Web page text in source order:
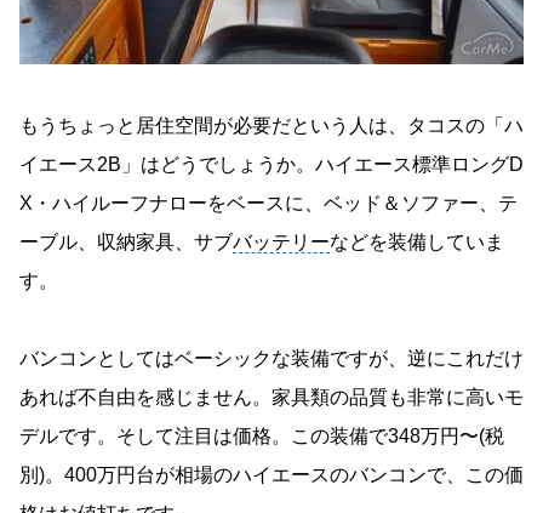
もうちょっと居住空間が必要だという人は、タコスの「ハ
イエース2B」はどうでしょうか。ハイエース標準ロングD
X・ハイルーフナローをベースに、ベッド＆ソファー、テ
ーブル、収納家具、サブバッテリーなどを装備していま
す。
バンコンとしてはベーシックな装備ですが、逆にこれだけ
あれば不自由を感じません。家具類の品質も非常に高いモ
デルです。そして注目は価格。この装備で348万円〜(税
別)。400万円台が相場のハイエースのバンコンで、この価